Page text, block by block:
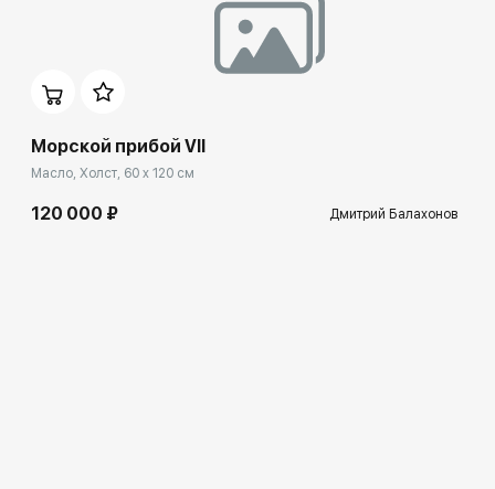
Морской прибой VII
Масло, Холст, 60 x 120 см
120 000 ₽ Дмитрий Балахонов